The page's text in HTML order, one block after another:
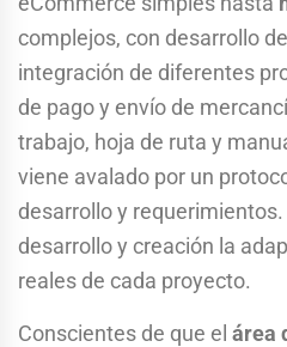
complejos, con desarrollo de
integración de diferentes
de pago y envío de
trabajo, hoja de ruta y
viene avalado por un
desarrollo y
desarrollo y creación la
reales de cada proyecto.
Conscientes de que el área